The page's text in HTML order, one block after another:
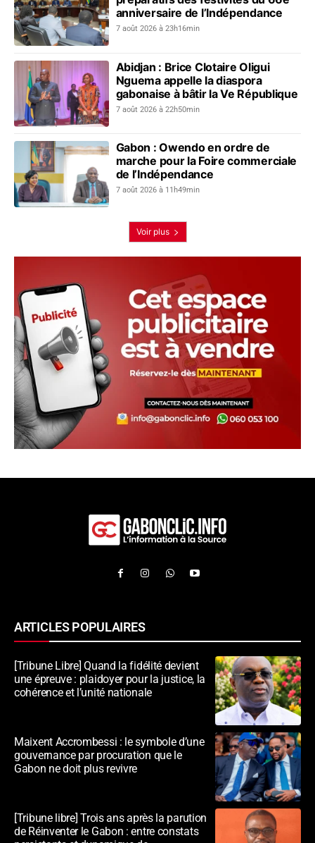
anniversaire de l’Indépendance
7 août 2026 à 23h16min
Abidjan : Brice Clotaire Oligui
Nguema appelle la diaspora
gabonaise à bâtir la Ve République
7 août 2026 à 22h50min
Gabon : Owendo en ordre de
marche pour la Foire commerciale
de l’Indépendance
7 août 2026 à 11h49min
Voir plus
ARTICLES POPULAIRES
[Tribune Libre] Quand la fidélité devient
une épreuve : plaidoyer pour la justice, la
cohérence et l’unité nationale
Maixent Accrombessi : le symbole d’une
gouvernance par procuration que le
Gabon ne doit plus revivre
[Tribune libre] Trois ans après la parution
de Réinventer le Gabon : entre constats